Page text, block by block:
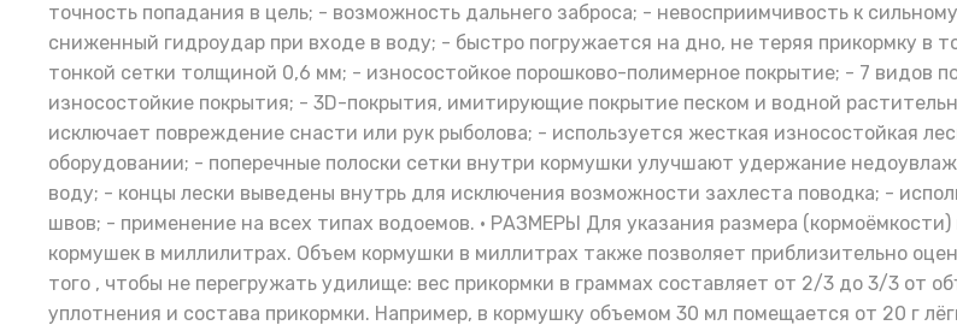
точность попадания в цель; - возможность дальнего заброса; - невосприимчивость к
сниженный гидроудар при входе в воду; - быстро погружается на дно, не теряя прикормку в
тонкой сетки толщиной 0,6 мм; - износостойкое порошково-полимерное покрытие; - 7 видов
износостойкие покрытия; - 3D-покрытия, имитирующие покрытие песком и водной
исключает повреждение снасти или рук рыболова; - используется жесткая износостойкая
оборудовании; - поперечные полоски сетки внутри кормушки улучшают удержание
воду; - концы лески выведены внутрь для исключения возможности захлеста поводка; -
швов; - применение на всех типах водоемов. • РАЗМЕРЫ Для указания размера
кормушек в миллилитрах. Объем кормушки в миллитрах также позволяет приблизительно
того , чтобы не перегружать удилище: вес прикормки в граммах составляет от 2/3 до 3/3 от
уплотнения и состава прикормки. Например, в кормушку объемом 30 мл помещается от 20 г